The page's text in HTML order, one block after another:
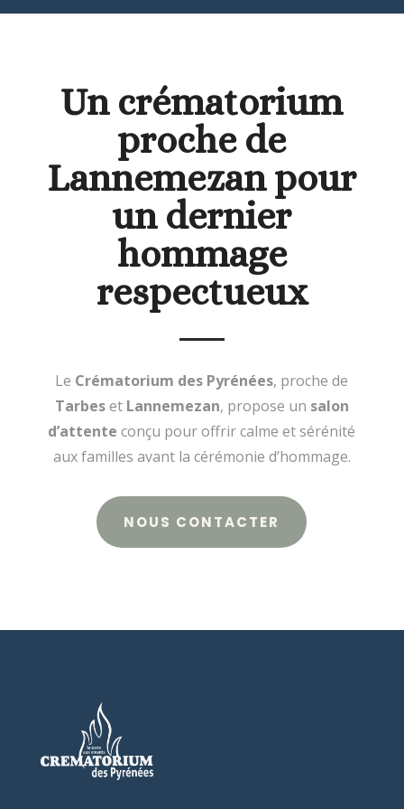
Un crématorium
proche de
Lannemezan pour
un dernier
hommage
respectueux
Le Crématorium des Pyrénées, proche de
Tarbeset Lannemezan, propose un salon
d’attente conçu pour offrir calme et sérénité
aux familles avant la cérémonie d’hommage.
NOUS CONTACTER